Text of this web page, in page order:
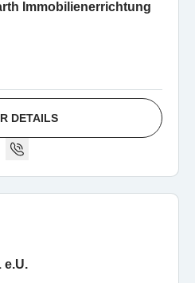
Immobilienerrichtung
DETAILS
e.U.